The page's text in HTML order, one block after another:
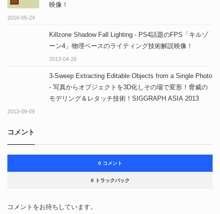
映像！
2016-05-24
Killzone Shadow Fall Lighting - PS4話題のFPS「キルゾ
ーン4」物理ベースのライティング技術解説映像！
2013-04-26
3-Sweep Extracting Editable Objects from a Single Photo
- 写真からオブジェクトを3D化しその場で変形！脅威の
モデリング＆レタッチ技術！SIGGRAPH ASIA 2013
2013-09-09
コメント
0 コメント
0 トラックバック
コメントをお待ちしています。